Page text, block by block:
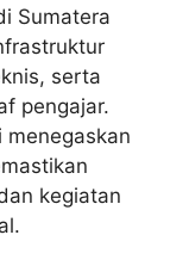
Sumatera
serta
pengajar.
menegaskan
kegiatan